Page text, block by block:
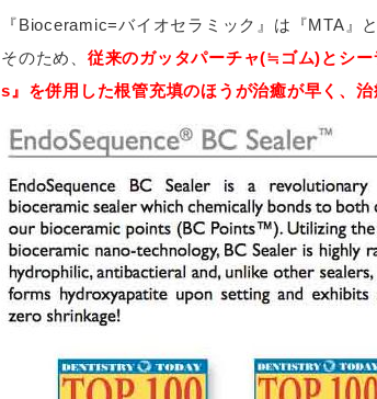
『Bioceramic=バイオセラミック』は『MTA』
そのため、 従来のガッタパーチャ(≒ゴム)とシ
s』を併用した根管充填のほうが治癒が早く、